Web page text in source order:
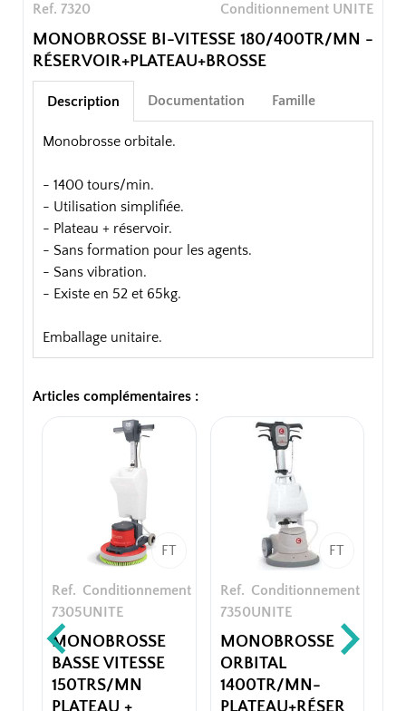
Ref. 7320 Conditionnement UNITE
MONOBROSSE BI-VITESSE 180/400TR/MN -
RÉSERVOIR+PLATEAU+BROSSE
Description
Monobrosse orbitale.
- 1400 tours/min.
- Utilisation simplifiée.
- Plateau + réservoir.
- Sans formation pour les agents.
- Sans vibration.
- Existe en 52 et 65kg.
Emballage unitaire.
Documentation Famille
Articles complémentaires :
FT
Ref.
7305
Conditionnement
UNITE
MONOBROSSE
BASSE VITESSE
150TRS/MN
FT
Ref.
7350
Conditionnement
UNITE
MONOBROSSE
ORBITAL
1400TR/MN-